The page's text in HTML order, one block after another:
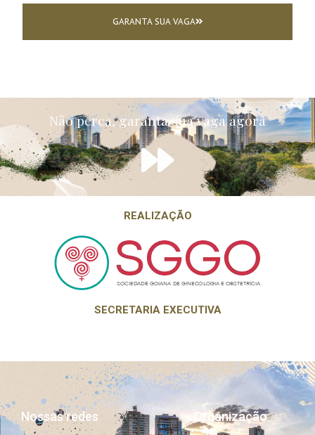
GARANTA SUA VAGA
Não perca, garanta sua vaga agora
REALIZAÇÃO
SECRETARIA EXECUTIVA
Nossas redes Organização